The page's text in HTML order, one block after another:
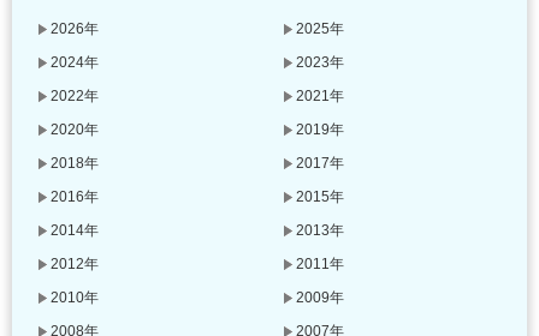
2026年
2025年
2024年
2023年
2022年
2021年
2020年
2019年
2018年
2017年
2016年
2015年
2014年
2013年
2012年
2011年
2010年
2009年
2008年
2007年